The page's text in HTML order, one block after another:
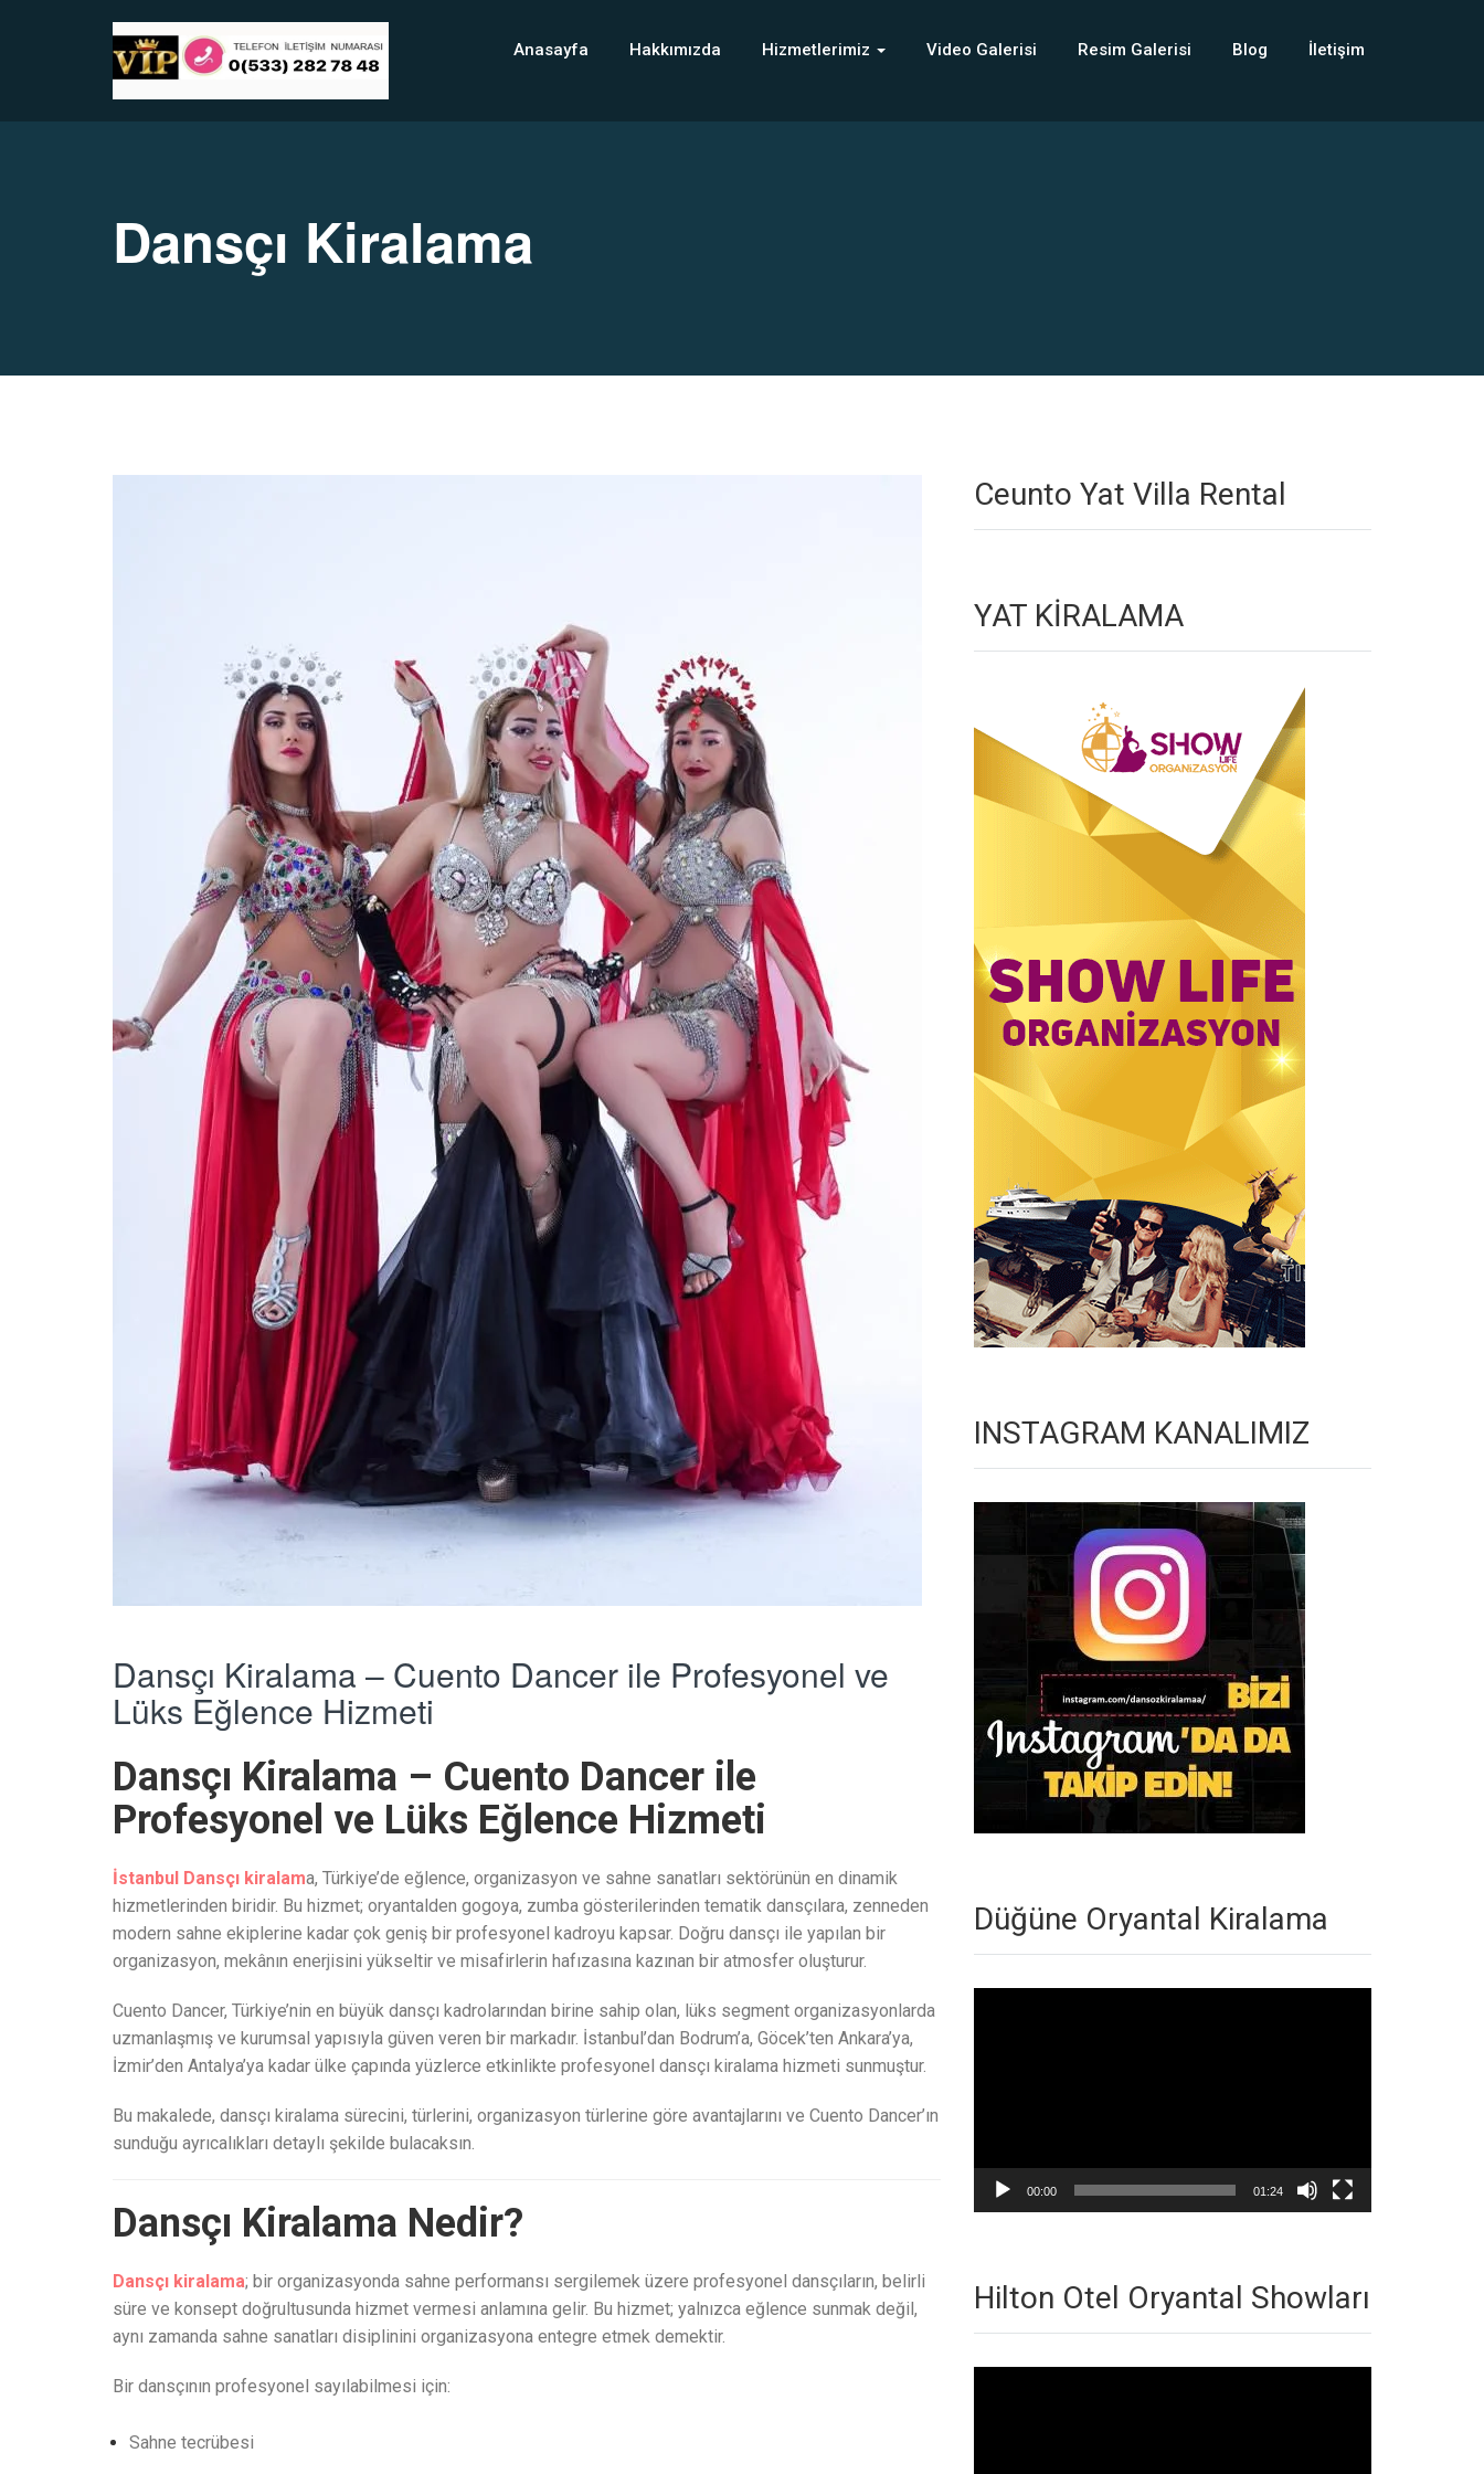
Anasayfa Hakkımızda Hizmetlerimiz Video Galerisi Resim Galerisi Blog İletişim
Dansçı Kiralama
Dansçı Kiralama – Cuento Dancer ile Profesyonel ve
Lüks Eğlence Hizmeti
Dansçı Kiralama – Cuento Dancer ile
Profesyonel ve Lüks Eğlence Hizmeti
İstanbul Dansçı kiralama, Türkiye’de eğlence, organizasyon ve sahne sanatları sektörünün en dinamik
hizmetlerinden biridir. Bu hizmet; oryantalden gogoya, zumba gösterilerinden tematik dansçılara, zenneden
modern sahne ekiplerine kadar çok geniş bir profesyonel kadroyu kapsar. Doğru dansçı ile yapılan bir
organizasyon, mekânın enerjisini yükseltir ve misafirlerin hafızasına kazınan bir atmosfer oluşturur.
Cuento Dancer, Türkiye’nin en büyük dansçı kadrolarından birine sahip olan, lüks segment organizasyonlarda
uzmanlaşmış ve kurumsal yapısıyla güven veren bir markadır. İstanbul’dan Bodrum’a, Göcek’ten Ankara’ya,
İzmir’den Antalya’ya kadar ülke çapında yüzlerce etkinlikte profesyonel dansçı kiralama hizmeti sunmuştur.
Bu makalede, dansçı kiralama sürecini, türlerini, organizasyon türlerine göre avantajlarını ve Cuento Dancer’ın
sunduğu ayrıcalıkları detaylı şekilde bulacaksın.
Dansçı Kiralama Nedir?
Dansçı kiralama; bir organizasyonda sahne performansı sergilemek üzere profesyonel dansçıların, belirli
süre ve konsept doğrultusunda hizmet vermesi anlamına gelir. Bu hizmet; yalnızca eğlence sunmak değil,
aynı zamanda sahne sanatları disiplinini organizasyona entegre etmek demektir.
Bir dansçının profesyonel sayılabilmesi için:
Sahne tecrübesi
Ceunto Yat Villa Rental
YAT KİRALAMA
INSTAGRAM KANALIMIZ
Düğüne Oryantal Kiralama
00:00 01:24
Hilton Otel Oryantal Showları